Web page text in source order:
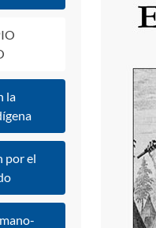
la
por el